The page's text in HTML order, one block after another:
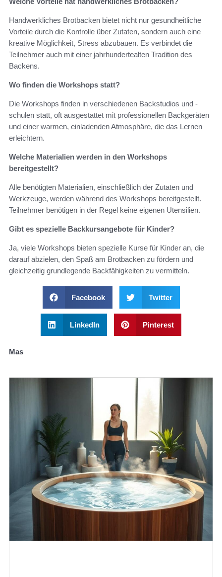
Handwerkliches Brotbacken bietet nicht nur gesundheitliche
Vorteile durch die Kontrolle über Zutaten, sondern auch eine
kreative Möglichkeit, Stress abzubauen. Es verbindet die
Teilnehmer auch mit einer jahrhundertealten Tradition des
Backens.
Wo finden die Workshops statt?
Die Workshops finden in verschiedenen Backstudios und -
schulen statt, oft ausgestattet mit professionellen Backgeräten
und einer warmen, einladenden Atmosphäre, die das Lernen
erleichtern.
Welche Materialien werden in den Workshops
bereitgestellt?
Alle benötigten Materialien, einschließlich der Zutaten und
Werkzeuge, werden während des Workshops bereitgestellt.
Teilnehmer benötigen in der Regel keine eigenen Utensilien.
Gibt es spezielle Backkursangebote für Kinder?
Ja, viele Workshops bieten spezielle Kurse für Kinder an, die
darauf abzielen, den Spaß am Brotbacken zu fördern und
gleichzeitig grundlegende Backfähigkeiten zu vermitteln.
Facebook Twitter
LinkedIn Pinterest
Mas